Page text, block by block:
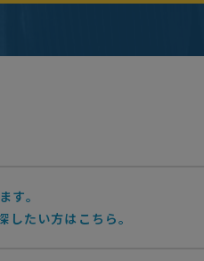
す。
たい方はこちら。